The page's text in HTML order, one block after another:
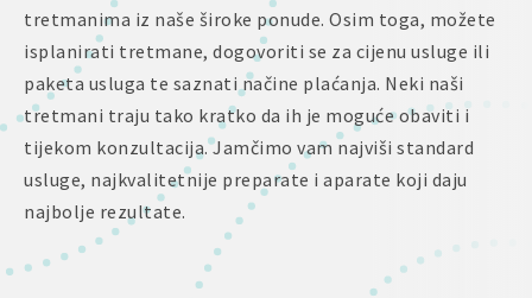
tretmanima iz naše široke ponude. Osim toga, možete
isplanirati tretmane, dogovoriti se za cijenu usluge ili
paketa usluga te saznati načine plaćanja. Neki naši
tretmani traju tako kratko da ih je moguće obaviti i
tijekom konzultacija. Jamčimo vam najviši standard
usluge, najkvalitetnije preparate i aparate koji daju
najbolje rezultate.